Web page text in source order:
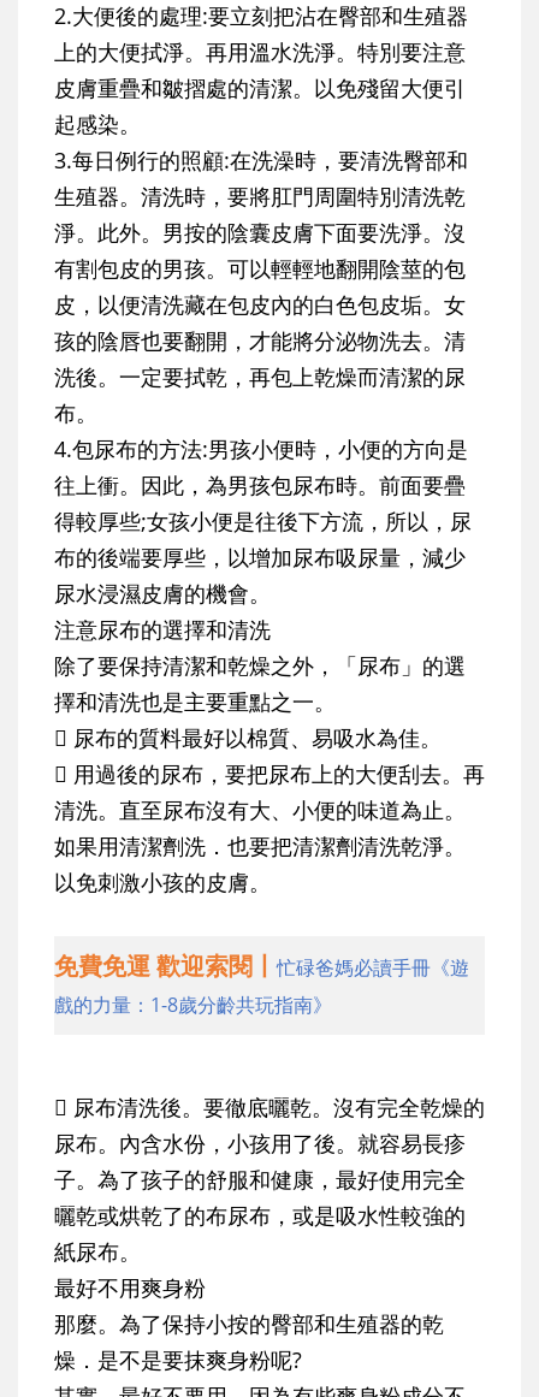
2.大便後的處理:要立刻把沾在臀部和生殖器
上的大便拭淨。再用溫水洗淨。特別要注意
皮膚重疊和皺摺處的清潔。以免殘留大便引
起感染。
3.每日例行的照顧:在洗澡時，要清洗臀部和
生殖器。清洗時，要將肛門周圍特別清洗乾
淨。此外。男按的陰囊皮膚下面要洗淨。沒
有割包皮的男孩。可以輕輕地翻開陰莖的包
皮，以便清洗藏在包皮內的白色包皮垢。女
孩的陰唇也要翻開，才能將分泌物洗去。清
洗後。一定要拭乾，再包上乾燥而清潔的尿
布。
4.包尿布的方法:男孩小便時，小便的方向是
往上衝。因此，為男孩包尿布時。前面要疊
得較厚些;女孩小便是往後下方流，所以，尿
布的後端要厚些，以增加尿布吸尿量，減少
尿水浸濕皮膚的機會。
注意尿布的選擇和清洗
除了要保持清潔和乾燥之外，「尿布」的選
擇和清洗也是主要重點之一。
 尿布的質料最好以棉質、易吸水為佳。
 用過後的尿布，要把尿布上的大便刮去。再
清洗。直至尿布沒有大、小便的味道為止。
如果用清潔劑洗．也要把清潔劑清洗乾淨。
以免刺激小孩的皮膚。
免費免運 歡迎索閱丨忙碌爸媽必讀手冊《遊
戲的力量：1-8歲分齡共玩指南》
 尿布清洗後。要徹底曬乾。沒有完全乾燥的
尿布。內含水份，小孩用了後。就容易長疹
子。為了孩子的舒服和健康，最好使用完全
曬乾或烘乾了的布尿布，或是吸水性較強的
紙尿布。
最好不用爽身粉
那麼。為了保持小按的臀部和生殖器的乾
燥．是不是要抹爽身粉呢?